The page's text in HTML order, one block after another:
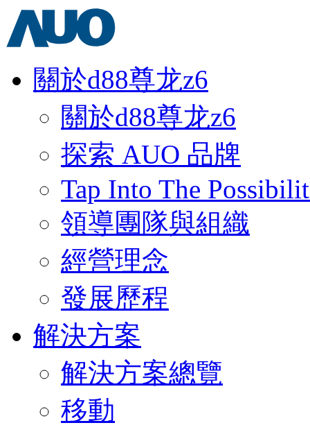
關於d88尊龙z6
關於d88尊龙z6
探索 AUO 品牌
Tap Into The
領導團隊與組織
經營理念
發展歷程
解決方案
解決方案總覽
移動